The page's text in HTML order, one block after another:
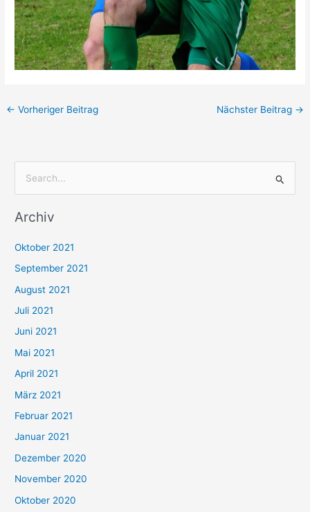
← Vorheriger Beitrag Nächster Beitrag →
c
n
n
a
c
h
:
Archiv
Oktober 2021
September 2021
August 2021
Juli 2021
Juni 2021
Mai 2021
April 2021
März 2021
Februar 2021
Januar 2021
Dezember 2020
November 2020
Oktober 2020